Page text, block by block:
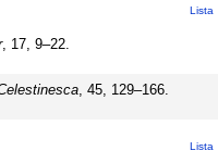
Lista
, 17, 9–22.
, 45, 129–166.
Lista